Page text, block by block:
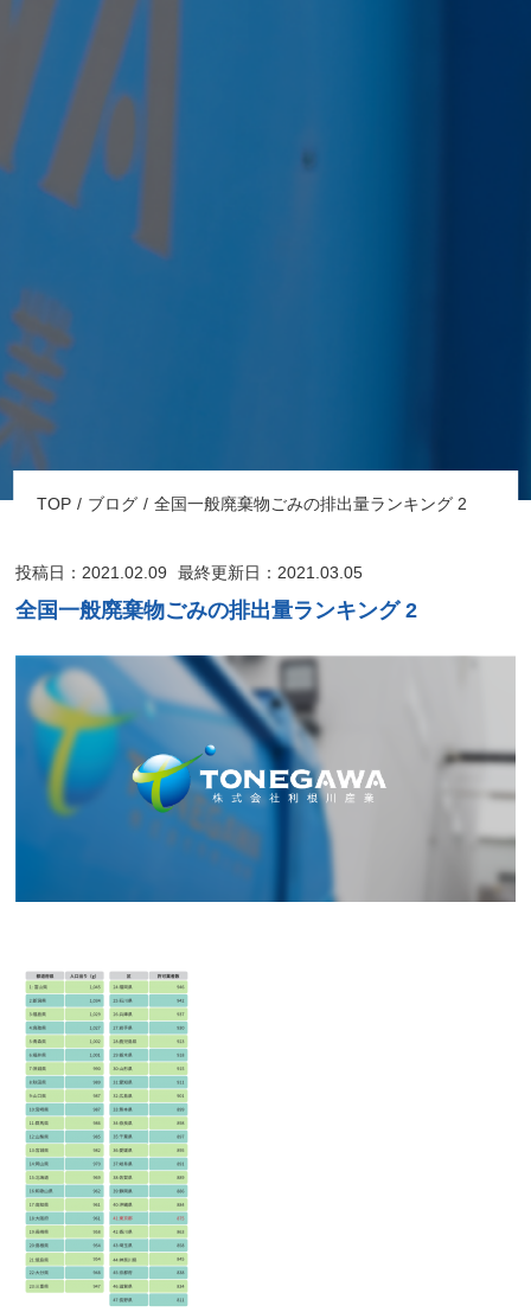
TOP ブログ 全国一般廃棄物ごみの排出量ランキング 2
投稿日：2021.02.09 最終更新日：2021.03.05
全国一般廃棄物ごみの排出量ランキング 2